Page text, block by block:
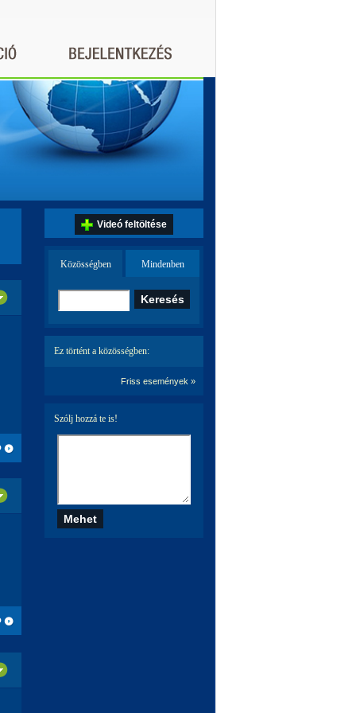
Videó feltöltése
Közösségben Mindenben
Ez történt a közösségben:
Friss események »
Szólj hozzá te is!